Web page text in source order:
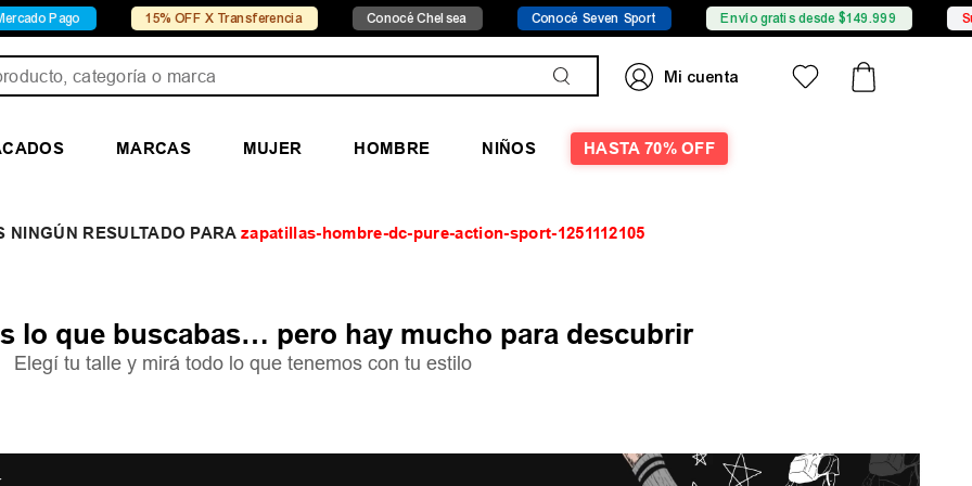
Pago 15% OFF X Transferencia Conocé Chelsea Conocé Seven Sport Envío gratis desde $149.999
MARCAS MUJER HOMBRE NIÑOS HASTA 70% OFF
zapatillas-hombre-dc-pure-action-sport-1251112105
lo que buscabas… pero hay mucho para descubrir
Elegí tu talle y mirá todo lo que tenemos con tu estilo